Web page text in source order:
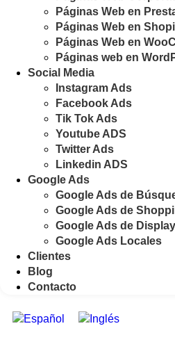
Páginas Web en
Páginas Web en
Páginas Web en
Páginas web en
Social Media
Instagram Ads
Facebook Ads
Tik Tok Ads
Youtube ADS
Twitter Ads
Linkedin ADS
Google Ads
Google Ads de
Google Ads de
Google Ads de Display
Google Ads Locales
Clientes
Blog
Contacto